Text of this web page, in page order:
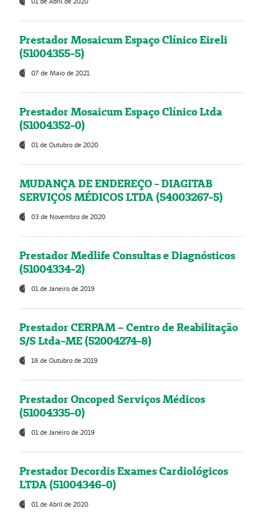
Prestador Mosaicum Espaço Clínico Eireli
(51004355-5)
07 de Maio de 2021
Prestador Mosaicum Espaço Clínico Ltda
(51004352-0)
01 de Outubro de 2020
MUDANÇA DE ENDEREÇO - DIAGITAB
SERVIÇOS MÉDICOS LTDA (54003267-5)
03 de Novembro de 2020
Prestador Medlife Consultas e Diagnósticos
(51004334-2)
01 de Janeiro de 2019
Prestador CERPAM – Centro de Reabilitação
S/S Ltda-ME (52004274-8)
18 de Outubro de 2019
Prestador Oncoped Serviços Médicos
(51004335-0)
01 de Janeiro de 2019
Prestador Decordis Exames Cardiológicos
LTDA (51004346-0)
01 de Abril de 2020